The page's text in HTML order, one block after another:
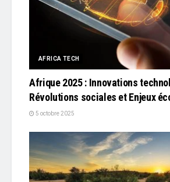
AFRICA TECH
Afrique 2025 : Innovations
Révolutions sociales et Enjeux
5 octobre 2025